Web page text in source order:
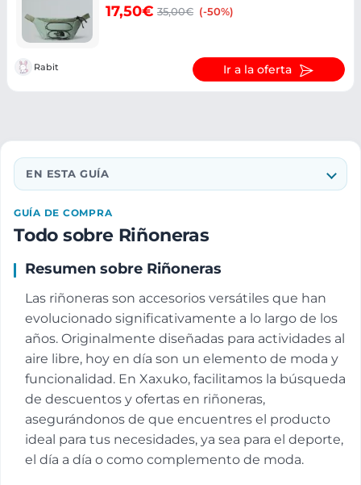
17,50€ 35,00€ (-50%)
Rabit Ir a la oferta
EN ESTA GUÍA
GUÍA DE COMPRA
Todo sobre Riñoneras
Resumen sobre Riñoneras
Las riñoneras son accesorios versátiles que han
evolucionado significativamente a lo largo de los
años. Originalmente diseñadas para actividades al
aire libre, hoy en día son un elemento de moda y
funcionalidad. En Xaxuko, facilitamos la búsqueda
de descuentos y ofertas en riñoneras,
asegurándonos de que encuentres el producto
ideal para tus necesidades, ya sea para el deporte,
el día a día o como complemento de moda.